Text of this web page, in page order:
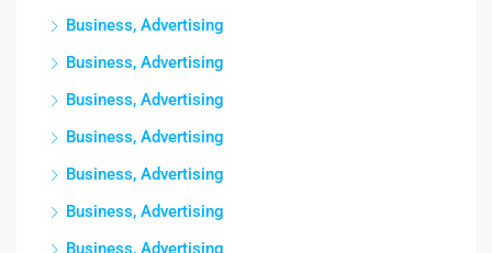
Business, Advertising
Business, Advertising
Business, Advertising
Business, Advertising
Business, Advertising
Business, Advertising
Business, Advertising